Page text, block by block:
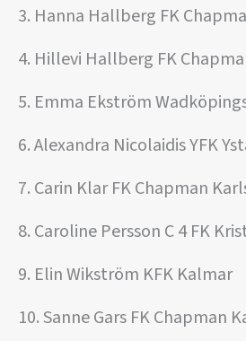
3. Hanna Hallberg FK
4. Hillevi Hallberg FK
5. Emma Ekström
6. Alexandra Nicolaidis YFK
7. Carin Klar FK Chapman
8. Caroline Persson C 4 FK
9. Elin Wikström KFK Kalmar
10. Sanne Gars FK Chapman